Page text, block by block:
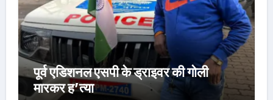
पूर्व एडिशनल एसपी के ड्राइवर की गोली
मारकर ह’त्या